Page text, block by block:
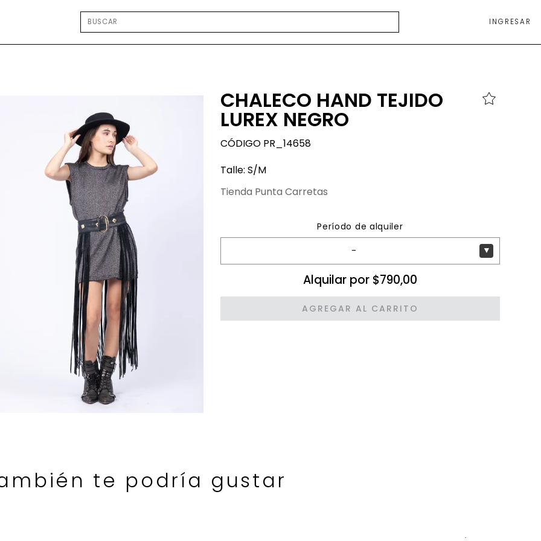
INGRESAR
CHALECO HAND TEJIDO
LUREX NEGRO
CÓDIGO PR_14658
Talle: S/M
Tienda Punta Carretas
Período de alquiler
-
▼
Alquilar por $790,00
AGREGAR AL CARRITO
te podría gustar